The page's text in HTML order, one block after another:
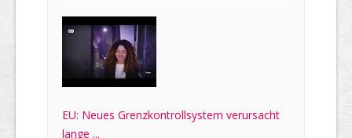
EU: Neues Grenzkontrollsystem verursacht
lange ...